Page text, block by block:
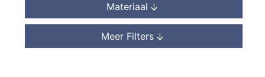
Materiaal
Meer Filters